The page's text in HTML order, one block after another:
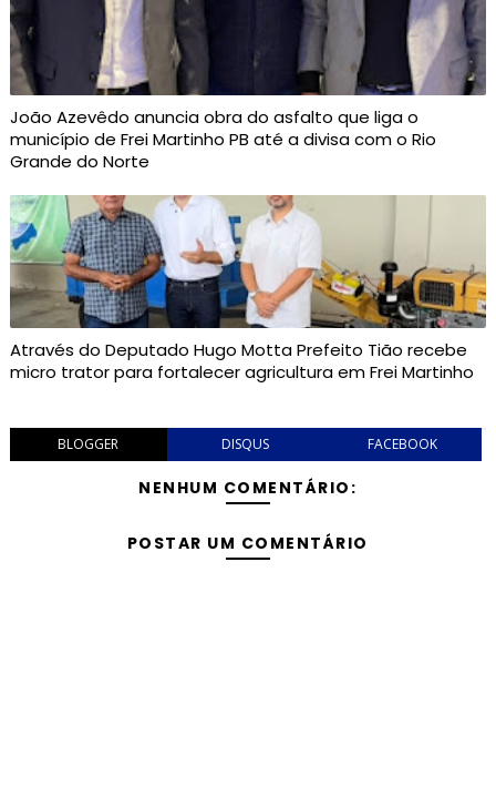
João Azevêdo anuncia obra do asfalto que liga o
município de Frei Martinho PB até a divisa com o Rio
Grande do Norte
Através do Deputado Hugo Motta Prefeito Tião recebe
micro trator para fortalecer agricultura em Frei Martinho
BLOGGER DISQUS FACEBOOK
NENHUM COMENTÁRIO:
POSTAR UM COMENTÁRIO